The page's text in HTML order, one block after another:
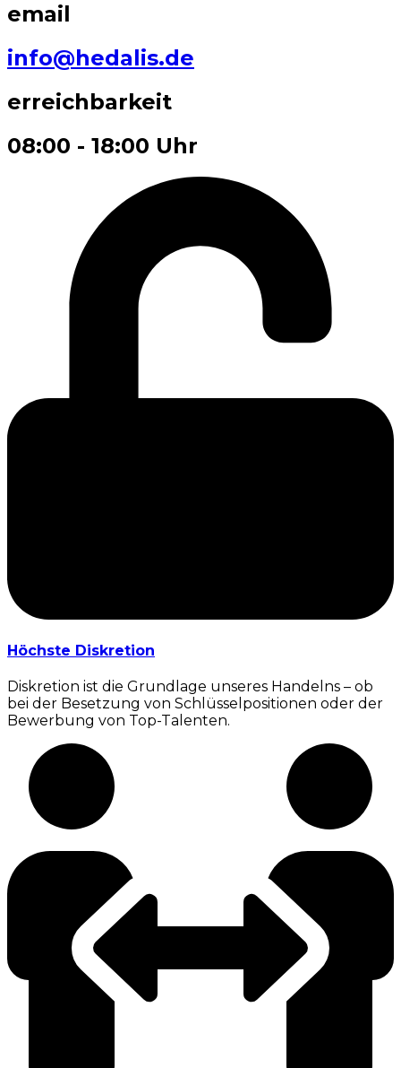
email
info@hedalis.de
erreichbarkeit
08:00 - 18:00 Uhr
Höchste Diskretion
Diskretion ist die Grundlage unseres Handelns – ob
bei der Besetzung von Schlüsselpositionen oder der
Bewerbung von Top-Talenten.